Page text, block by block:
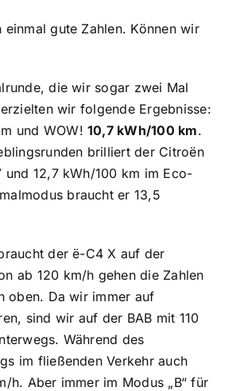
einmal gute Zahlen. Können wir
die wir sogar zwei Mal
wir folgende Ergebnisse:
und WOW! 10,7 kWh/100 km.
brilliert der Citroën
und 12,7 kWh/100 km im Eco-
braucht er 13,5
der ë-C4 X auf der
ab 120 km/h gehen die Zahlen
oben. Da wir immer auf
sind wir auf der BAB mit 110
Während des
im fließenden Verkehr auch
h. Aber immer im Modus „B“ für